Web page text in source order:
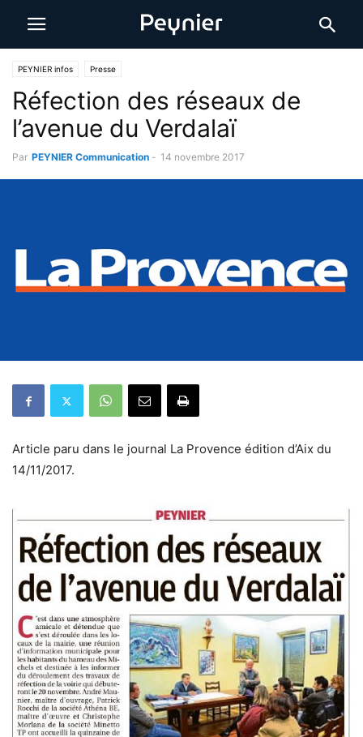
PEYNIER infos Presse
Réfection des réseaux de
l’avenue du Verdalaï
Par PEYNIER Communication - 14 novembre 2017
Article paru dans le journal La Provence édition d’Aix du
14/11/2017.